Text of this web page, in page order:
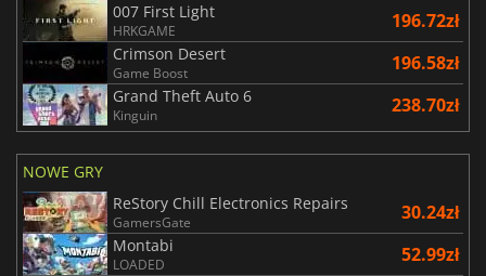
007 First Light
HRKGAME 196.72zł
Crimson Desert
Game Boost 196.58zł
Grand Theft Auto 6
Kinguin 238.70zł
NOWE GRY
ReStory Chill Electronics Repairs
GamersGate 30.24zł
Montabi
LOADED 52.99zł